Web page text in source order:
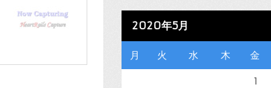
2020年5月
月 火 水 木 金
1